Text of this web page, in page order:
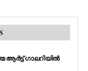
ആർട്ട് ഗാലറിയിൽ